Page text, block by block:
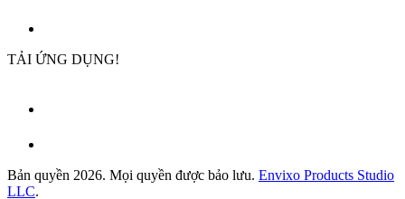
TẢI ỨNG DỤNG!
Bản quyền 2026. Mọi quyền được bảo lưu. Envixo Products Studio
LLC.